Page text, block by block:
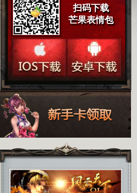
扫码下载
芒果表情包